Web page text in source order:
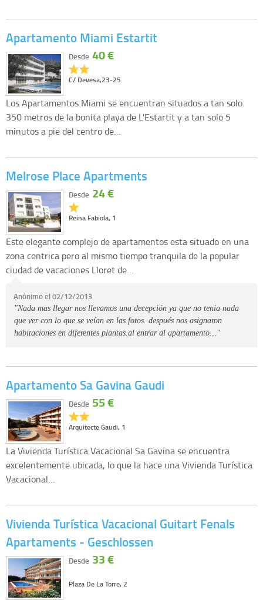
Apartamento Miami Estartit
C/ Devesa,23-25
Desde 40 €
Los Apartamentos Miami se encuentran situados a tan solo
350 metros de la bonita playa de L'Estartit y a tan solo 5
minutos a pie del centro de…
Melrose Place Apartments
Reina Fabiola, 1
Desde 24 €
Este elegante complejo de apartamentos esta situado en una
zona centrica pero al mismo tiempo tranquila de la popular
ciudad de vacaciones Lloret de…
Anónimo el 02/12/2013
"Nada mas llegar nos llevamos una decepción ya que no tenia nada
que ver con lo que se veían en las fotos. después nos asignaron
habitaciones en diferentes plantas.al entrar al apartamento…"
Apartamento Sa Gavina Gaudi
Arquitecte Gaudi, 1
Desde 55 €
La Vivienda Turística Vacacional Sa Gavina se encuentra
excelentemente ubicada, lo que la hace una Vivienda Turística
Vacacional…
Vivienda Turística Vacacional Guitart Fenals
Apartaments - Geschlossen
Plaza De La Torre, 2
Desde 33 €